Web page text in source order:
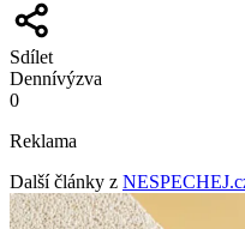
Sdílet
Dennívýzva
0
Reklama
Další články z